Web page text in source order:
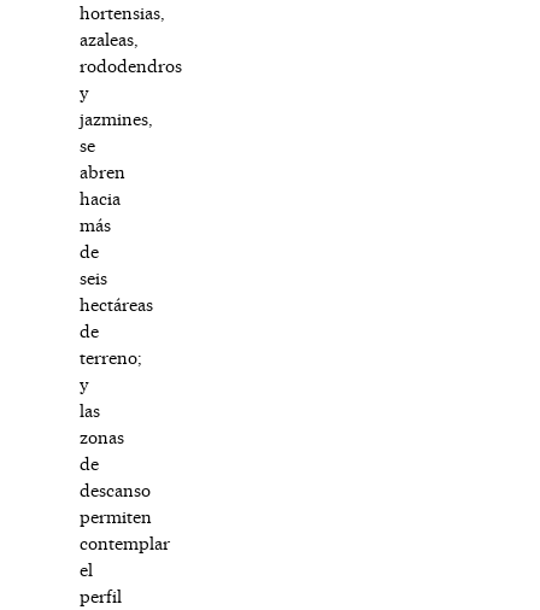
hortensias,
azaleas,
rododendros
y
jazmines,
se
abren
hacia
más
de
seis
hectáreas
de
terreno;
y
las
zonas
de
descanso
permiten
contemplar
el
perfil